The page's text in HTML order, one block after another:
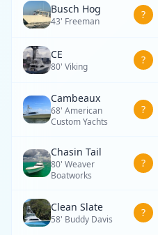
Busch Hog
43' Freeman
?
CE
80' Viking
?
Cambeaux
68' American
Custom Yachts
?
Chasin Tail
80' Weaver
Boatworks
?
Clean Slate
58' Buddy Davis
?